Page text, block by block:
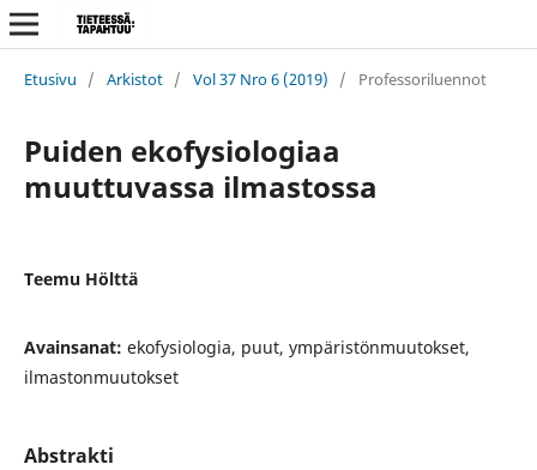
Etusivu / Arkistot / Vol 37 Nro 6 (2019) / Professoriluennot
Puiden ekofysiologiaa
muuttuvassa ilmastossa
Teemu Hölttä
Avainsanat: ekofysiologia, puut, ympäristönmuutokset,
ilmastonmuutokset
Abstrakti